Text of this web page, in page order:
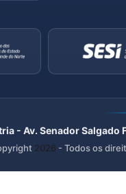
- Av. Senador
2026 - Todos os